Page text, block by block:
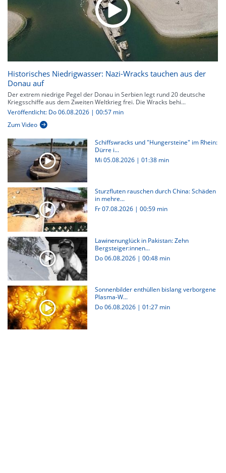
Historisches Niedrigwasser: Nazi-Wracks tauchen aus der
Donau auf
Der extrem niedrige Pegel der Donau in Serbien legt rund 20 deutsche
Kriegsschiffe aus dem Zweiten Weltkrieg frei. Die Wracks behi...
Veröffentlicht: Do 06.08.2026 | 00:57 min
Zum Video
Schiffswracks und "Hungersteine" im Rhein:
Dürre i...
Mi 05.08.2026 | 01:38 min
Sturzfluten rauschen durch China: Schäden
in mehre...
Fr 07.08.2026 | 00:59 min
Lawinenunglück in Pakistan: Zehn
Bergsteiger:innen...
Do 06.08.2026 | 00:48 min
Sonnenbilder enthüllen bislang verborgene
Plasma-W...
Do 06.08.2026 | 01:27 min